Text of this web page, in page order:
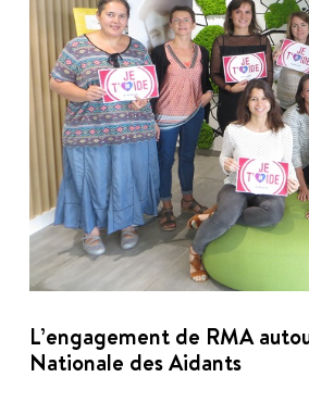
L’engagement de RMA
Nationale des Aidants